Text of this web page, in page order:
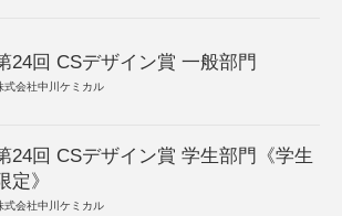
24回 CSデザイン賞 一般部門
式会社中川ケミカル
24回 CSデザイン賞 学生部門《学生
定》
式会社中川ケミカル